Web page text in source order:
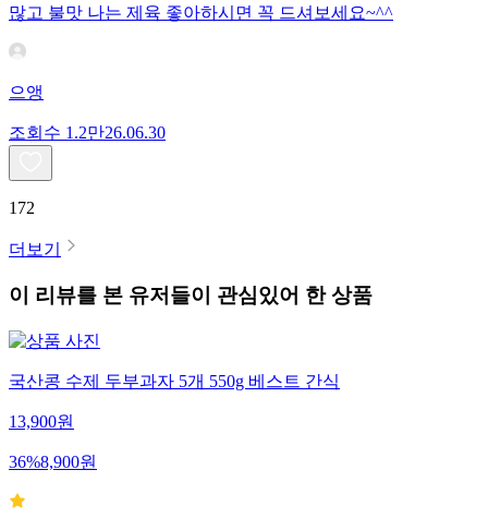
많고 불맛 나는 제육 좋아하시면 꼭 드셔보세요~^^
으앵
조회수 1.2만26.06.30
172
더보기
이 리뷰를 본 유저들이 관심있어 한 상품
국산콩 수제 두부과자 5개 550g 베스트 간식
13,900원
36%8,900원